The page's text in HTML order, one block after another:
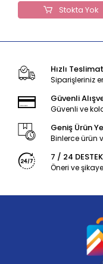
Stokta Yok
Hızlı Teslimat
Siparişleriniz
Güvenli
Güvenli ve
Geniş Ürün
Binlerce ürün
7 / 24 DESTEK
Öneri ve